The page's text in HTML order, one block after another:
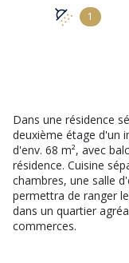
1
Dans une résidence
deuxième étage d'un
d'env. 68 m², avec
résidence. Cuisine
chambres, une salle
permettra de ranger
dans un quartier
commerces.